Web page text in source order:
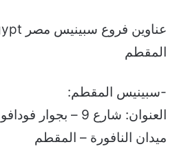
المقطم
-سبينيس المقطم:
العنوان: شارع 9 –
ميدان النافورة – المقطم